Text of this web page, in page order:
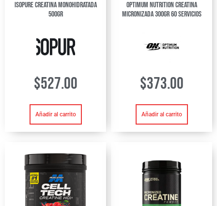
Isopure Creatina Monohidratada
500gr
$527.00
Añadir al carrito
Optimum Nutrition Creatina
Micronizada 300gr 60 Servicios
$373.00
Añadir al carrito